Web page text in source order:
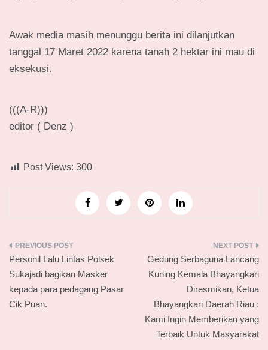
Awak media masih menunggu berita ini dilanjutkan
tanggal 17 Maret 2022 karena tanah 2 hektar ini mau di
eksekusi.
(((A-R)))
editor ( Denz )
Post Views: 300
Navigasi
pos
Personil Lalu Lintas Polsek
Sukajadi bagikan Masker
kepada para pedagang Pasar
Cik Puan.
Gedung Serbaguna Lancang
Kuning Kemala Bhayangkari
Diresmikan, Ketua
Bhayangkari Daerah Riau :
Kami Ingin Memberikan yang
Terbaik Untuk Masyarakat